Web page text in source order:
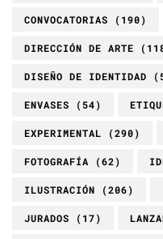
CONVOCATORIAS (190)
DIRECCIÓN DE ARTE
DISEÑO DE IDENTIDAD
ENVASES (54)
EXPERIMENTAL (290)
FOTOGRAFÍA (62)
ILUSTRACIÓN (206)
JURADOS (17)